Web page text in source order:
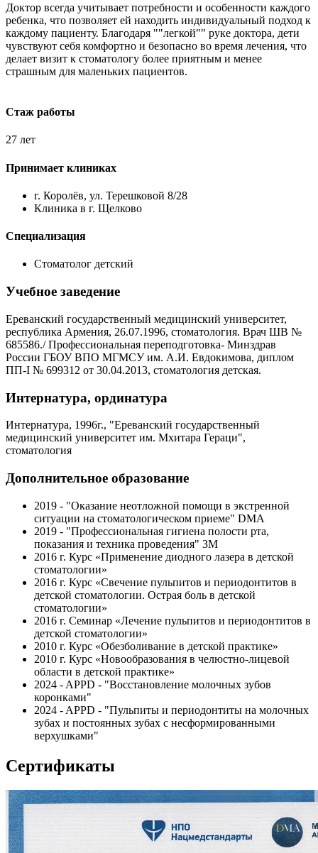
Доктор всегда учитывает потребности и особенности каждого
ребенка, что позволяет ей находить индивидуальный подход к
каждому пациенту. Благодаря ""легкой"" руке доктора, дети
чувствуют себя комфортно и безопасно во время лечения, что
делает визит к стоматологу более приятным и менее
страшным для маленьких пациентов.
Стаж работы
27 лет
Принимает клиниках
г. Королёв, ул. Терешковой 8/28
Клиника в г. Щелково
Специализация
Стоматолог детский
Учебное заведение
Ереванский государственный медицинский университет,
республика Армения, 26.07.1996, стоматология. Врач ШВ №
685586./ Профессиональная переподготовка- Минздрав
России ГБОУ ВПО МГМСУ им. А.И. Евдокимова, диплом
ПП-I № 699312 от 30.04.2013, стоматология детская.
Интернатура, ординатура
Интернатура, 1996г., "Ереванский государственный
медицинский университет им. Мхитара Гераци",
стоматология
Дополнительное образование
2019 - "Оказание неотложной помощи в экстренной
ситуации на стоматологическом приеме" DMA
2019 - "Профессиональная гигиена полости рта,
показания и техника проведения" 3M
2016 г. Курс «Применение диодного лазера в детской
стоматологии»
2016 г. Курс «Свечение пульпитов и периодонтитов в
детской стоматологии. Острая боль в детской
стоматологии»
2016 г. Семинар «Лечение пульпитов и периодонтитов в
детской стоматологии»
2010 г. Курс «Обезболивание в детской практике»
2010 г. Курс «Новообразования в челюстно-лицевой
области в детской практике»
2024 - APPD - "Восстановление молочных зубов
коронками"
2024 - APPD - "Пульпиты и периодонтиты на молочных
зубах и постоянных зубах с несформированными
верхушками"
Сертификаты